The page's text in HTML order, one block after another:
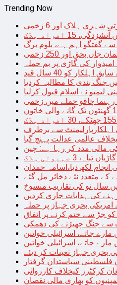
Trending Now
ہلاک اور 6 زخمی
افراد ہلاک
سے گفتگو اہم ہے، بلوم برگ
کی گاڑی پر بم حملہ
کو 40 سال قید
جنگ بندی کا مطالبہ کردیا
لیمبو نے اسلام قبول کرلیا
رہنما چاقو حملے میں زخمی
عالمی عدالت پہنچ گیا
مالی مدد کر رہا ہے: چین
انجام لکھ دیا،اسامہ حمدان
متعدد نئے ذخائر مل گئے
سال نو کی تقاریب منسوخ
کی ہدایات جاری کردیں
بحری جہاز پر حملہ
کو جڑ سے ختم کرنے پر اتفاق
سے جنگ چھیڑنے کی دھمکی
جاتے، اسرائیلی خواتین
جاتے، اسرائیلی خواتین
کو بھاری مالی نقصان